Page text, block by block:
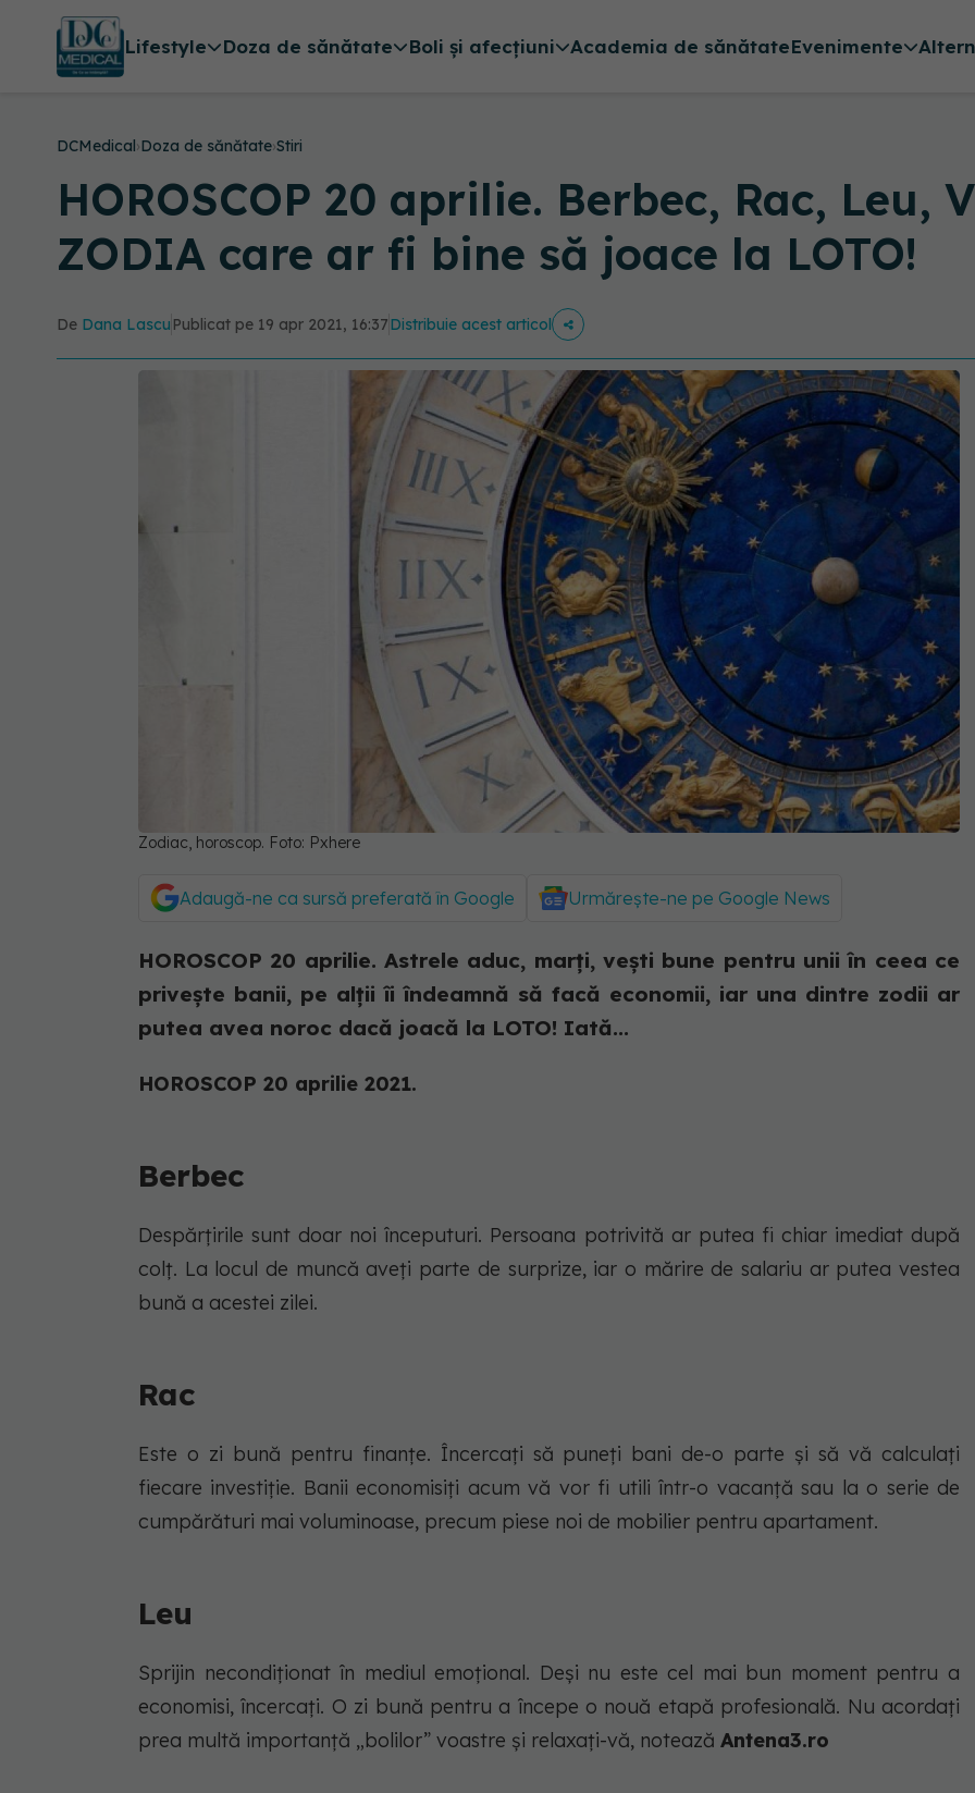
Lifestyle Doza de sănătate Boli și afecțiuni Academia de sănătateEvenimente
DCMedical›Doza de sănătate›Stiri
HOROSCOP 20 aprilie. Berbec, Rac, Leu,
ZODIA care ar fi bine să joace la LOTO!
De Dana Lascu Publicat pe 19 apr 2021, 16:37Distribuie acest articol
Zodiac, horoscop. Foto: Pxhere
Adaugă-ne ca sursă preferată în Google Urmărește-ne pe Google News
HOROSCOP 20 aprilie. Astrele aduc, marți, vești bune pentru unii în ceea ce
privește banii, pe alții îi îndeamnă să facă economii, iar una dintre zodii ar
putea avea noroc dacă joacă la LOTO! Iată...
HOROSCOP 20 aprilie 2021.
Berbec
Despărțirile sunt doar noi începuturi. Persoana potrivită ar putea fi chiar imediat după
colț. La locul de muncă aveți parte de surprize, iar o mărire de salariu ar putea vestea
bună a acestei zilei.
Rac
Este o zi bună pentru finanțe. Încercați să puneți bani de-o parte și să vă calculați
fiecare investiție. Banii economisiți acum vă vor fi utili într-o vacanță sau la o serie de
cumpărături mai voluminoase, precum piese noi de mobilier pentru apartament.
Leu
Sprijin necondiționat în mediul emoțional. Deși nu este cel mai bun moment pentru a
economisi, încercați. O zi bună pentru a începe o nouă etapă profesională. Nu acordați
prea multă importanță „bolilor” voastre și relaxați-vă, notează Antena3.ro